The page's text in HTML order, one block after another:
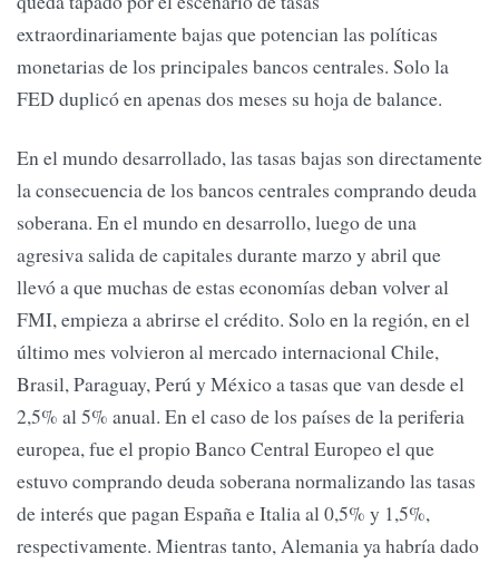
extraordinariamente bajas que potencian las políticas
monetarias de los principales bancos centrales. Solo la
FED duplicó en apenas dos meses su hoja de balance.
En el mundo desarrollado, las tasas bajas son directamente
la consecuencia de los bancos centrales comprando deuda
soberana. En el mundo en desarrollo, luego de una
agresiva salida de capitales durante marzo y abril que
llevó a que muchas de estas economías deban volver al
FMI, empieza a abrirse el crédito. Solo en la región, en el
último mes volvieron al mercado internacional Chile,
Brasil, Paraguay, Perú y México a tasas que van desde el
2,5% al 5% anual. En el caso de los países de la periferia
europea, fue el propio Banco Central Europeo el que
estuvo comprando deuda soberana normalizando las tasas
de interés que pagan España e Italia al 0,5% y 1,5%,
respectivamente. Mientras tanto, Alemania ya habría dado